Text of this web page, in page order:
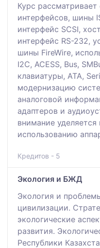
Курс
интерфейсов, шины
интерфейс SCSI,
интерфейс RS-232,
шины FireWire,
I2C, ACESS, Bus,
клавиатуры, АТА,
модернизацию
аналоговой
адаптеров и
внимание
использованию
Кредитов - 5
Экология и БЖД
Экология и
цивилизации.
экологические
развития.
Республики